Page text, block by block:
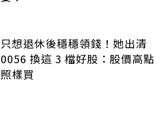
只想退休後穩穩領錢！她出清
0056 換這 3 檔好股：股價高點
照樣買